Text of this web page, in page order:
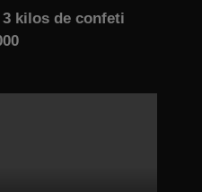
kilos de confeti